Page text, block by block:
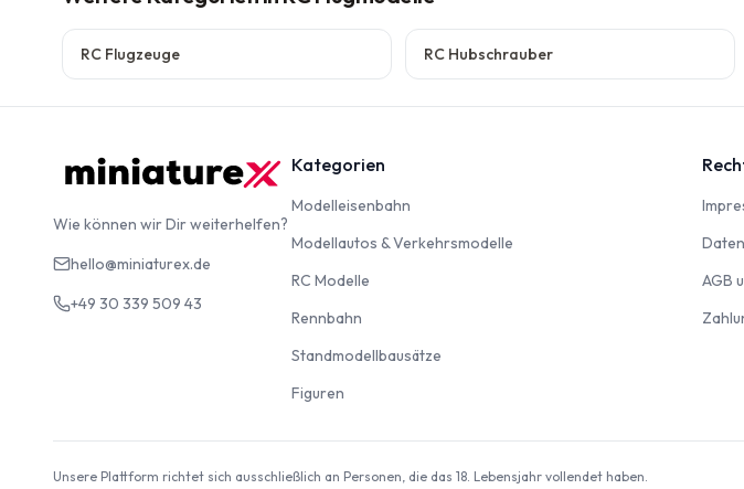
RC Flugzeuge RC Hubschrauber
Wie können wir Dir weiterhelfen?
hello@miniaturex.de
+49 30 339 509 43
Kategorien
Modelleisenbahn
Modellautos & Verkehrsmodelle Modellautos & Verkehrsmodelle
RC Modelle
Rennbahn
Standmodellbausätze
Figuren
AGB
Unsere Plattform richtet sich ausschließlich an Personen, die das 18. Lebensjahr vollendet haben.